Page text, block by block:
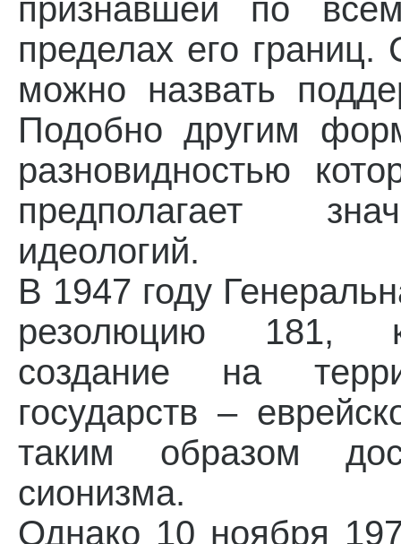
признавшей по
пределах его
можно назвать
Подобно другим
разновидностью
предполагает
идеологий.
В 1947 году
резолюцию 181,
создание на
государств –
таким образом
сионизма.
Однако 10 ноября